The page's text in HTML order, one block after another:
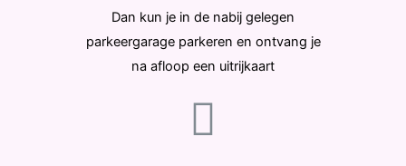
Dan kun je in de nabij gelegen
parkeergarage parkeren en ontvang je
na afloop een uitrijkaart